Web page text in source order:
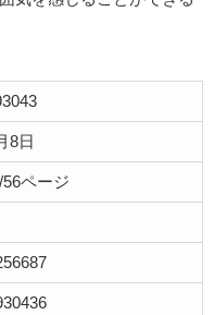
8日
ページ